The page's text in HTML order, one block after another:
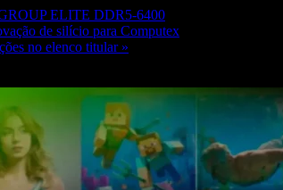
ELITE DDR5-6400
de silício para Computex
no elenco titular »